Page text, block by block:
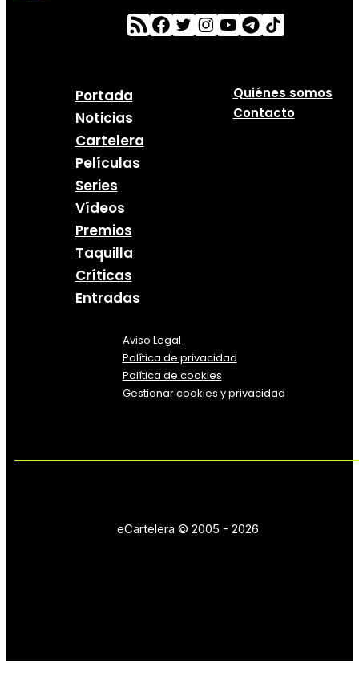
Portada
Noticias
Cartelera
Películas
Series
Vídeos
Premios
Taquilla
Críticas
Entradas
Quiénes somos
Contacto
Aviso Legal
Política de privacidad
Política de cookies
Gestionar cookies y privacidad
eCartelera © 2005 - 2026